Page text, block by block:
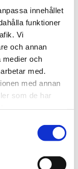
innehållet
funktioner
Vi
och annan
medier och
med.
med annan
som de har